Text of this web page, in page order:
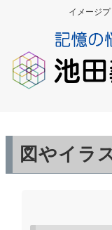
イメージ
図やイラ